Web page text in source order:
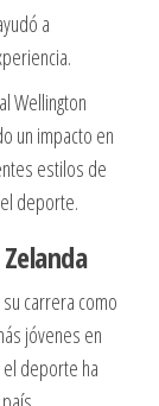
a
Wellington
un impacto en
estilos de
deporte.
carrera como
jóvenes en
deporte ha